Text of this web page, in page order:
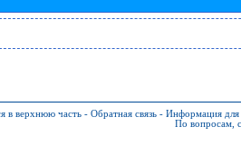
в верхнюю часть - Обратная связь - Информация для
По вопросам,